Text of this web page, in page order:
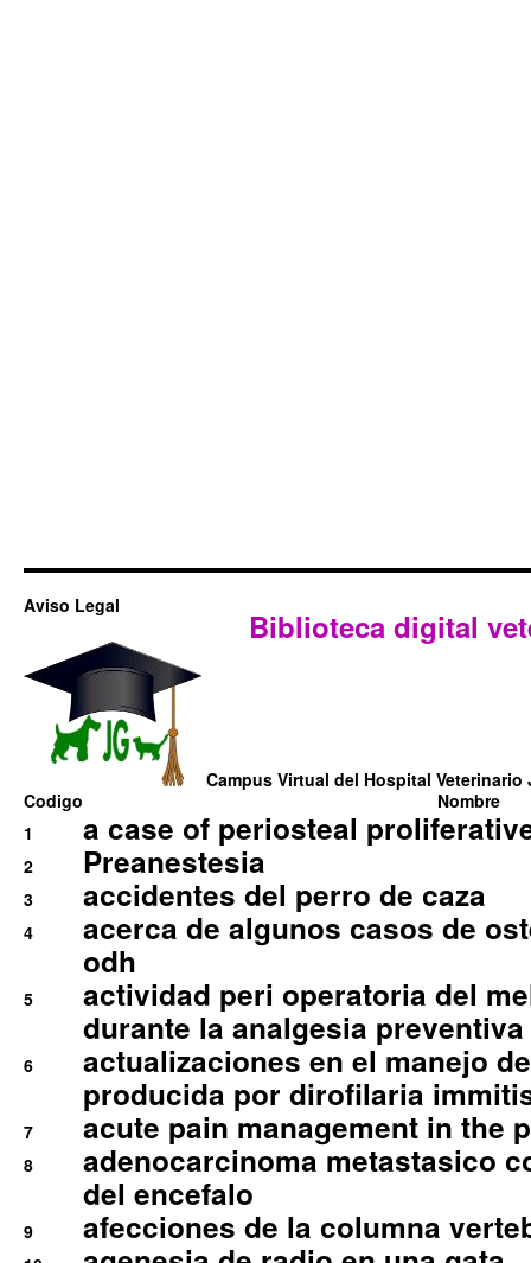
Aviso Legal
Biblioteca digital
Campus Virtual del Hospital Veterinario
Codigo
Nombre
1
a case of periosteal
2 Preanestesia
3 accidentes del perro de caza
4
acerca de algunos casos de
odh
5
actividad peri operatoria del
durante la analgesia
6
actualizaciones en el manejo
producida por dirofilaria
7 acute pain management in the
8
adenocarcinoma metastasico
del encefalo
9 afecciones de la columna